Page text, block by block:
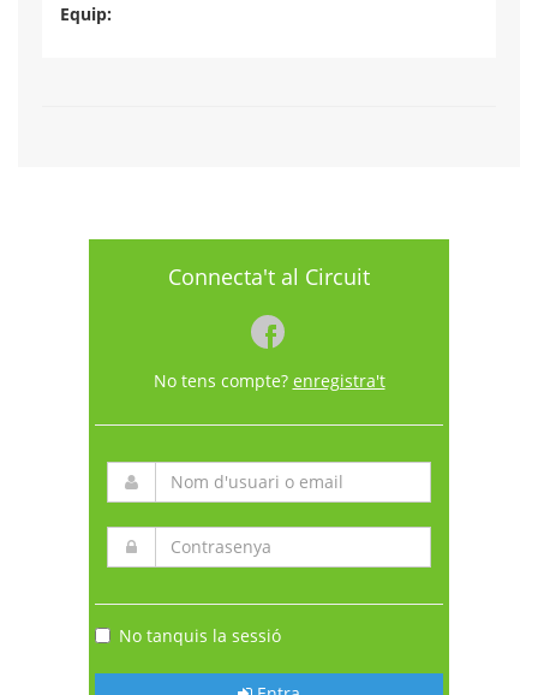
Equip:
Connecta't al Circuit
No tens compte? enregistra't
No tanquis la sessió